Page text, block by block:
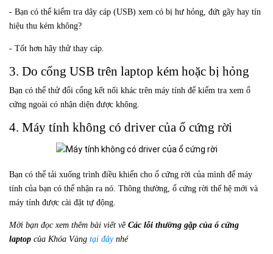
- Bạn có thể kiểm tra dây cáp (USB) xem có bị hư hỏng, đứt gãy hay tín
hiệu thu kém không?
- Tốt hơn hãy thử thay cáp.
3. Do cổng USB trên laptop kém hoặc bị hỏng
Bạn có thể thử đổi cổng kết nối khác trên máy tính để kiểm tra xem ổ
cứng ngoài có nhận diện được không.
4. Máy tính không có driver của ổ cứng rời
Bạn có thể tải xuống trình điều khiển cho ổ cứng rời của mình để máy
tính của bạn có thể nhận ra nó. Thông thường, ổ cứng rời thế hệ mới và
máy tính được cài đặt tự động.
Mời bạn đọc xem thêm bài viết về Các lỗi thường gặp của ổ cứng
laptop của Khóa Vàng tại đâynhé